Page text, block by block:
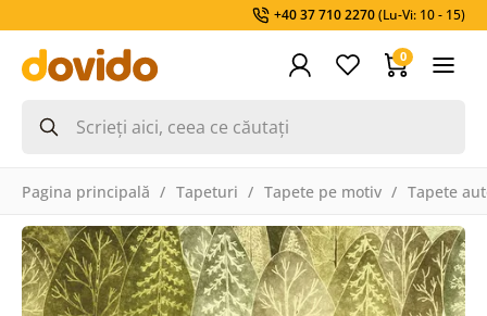
+40 37 710 2270(Lu-Vi: 10 - 15)
0
Pagina principală Tapeturi Tapete pe motiv Tapete